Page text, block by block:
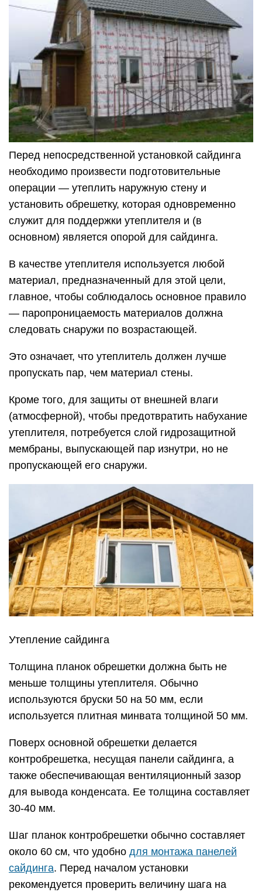
Перед непосредственной установкой сайдинга
необходимо произвести подготовительные
операции — утеплить наружную стену и
установить обрешетку, которая одновременно
служит для поддержки утеплителя и (в
основном) является опорой для сайдинга.
В качестве утеплителя используется любой
материал, предназначенный для этой цели,
главное, чтобы соблюдалось основное правило
— паропроницаемость материалов должна
следовать снаружи по возрастающей.
Это означает, что утеплитель должен лучше
пропускать пар, чем материал стены.
Кроме того, для защиты от внешней влаги
(атмосферной), чтобы предотвратить набухание
утеплителя, потребуется слой гидрозащитной
мембраны, выпускающей пар изнутри, но не
пропускающей его снаружи.
Утепление сайдинга
Толщина планок обрешетки должна быть не
меньше толщины утеплителя. Обычно
используются бруски 50 на 50 мм, если
используется плитная минвата толщиной 50 мм.
Поверх основной обрешетки делается
контробрешетка, несущая панели сайдинга, а
также обеспечивающая вентиляционный зазор
для вывода конденсата. Ее толщина составляет
30-40 мм.
Шаг планок контробрешетки обычно составляет
около 60 см, что удобно для монтажа панелей
сайдинга. Перед началом установки
рекомендуется проверить величину шага на